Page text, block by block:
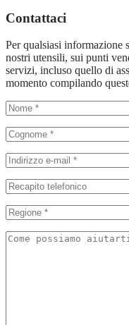
Contattaci
Per qualsiasi informazione
nostri utensili, sui punti
servizi, incluso quello di
momento compilando